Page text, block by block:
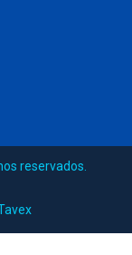
reservados.